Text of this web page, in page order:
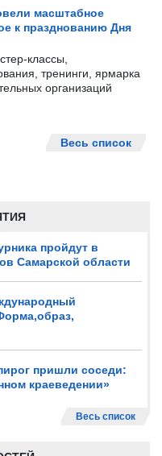
пройдут в
Самарской области
пришли соседи:
краеведении»
Весь список
масштабное
к празднованию Дня
классы,
тренинги, ярмарка
организаций
Весь список